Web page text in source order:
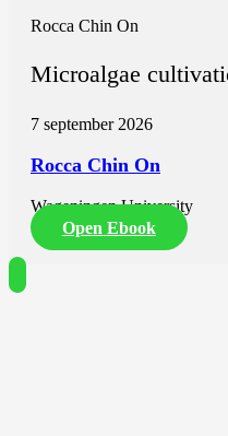
Rocca Chin On
Microalgae
7 september 2026
Rocca Chin On
Wageningen University
Open Ebook